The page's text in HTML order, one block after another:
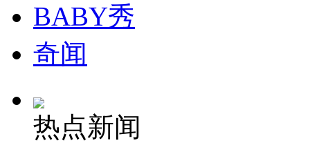
司机酒驾遇交警 急速倒车逃窜
BABY秀
奇闻
热点新闻